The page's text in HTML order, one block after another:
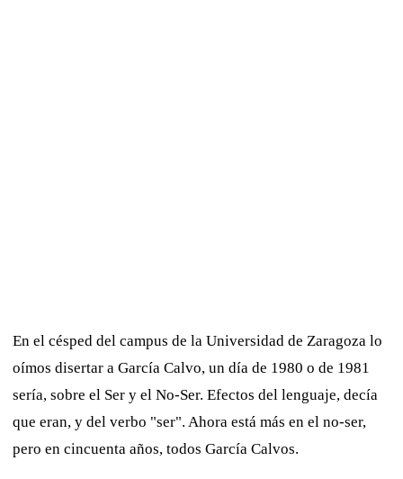
En el césped del campus de la Universidad de Zaragoza lo
oímos disertar a García Calvo, un día de 1980 o de 1981
sería, sobre el Ser y el No-Ser. Efectos del lenguaje, decía
que eran, y del verbo "ser". Ahora está más en el no-ser,
pero en cincuenta años, todos García Calvos.